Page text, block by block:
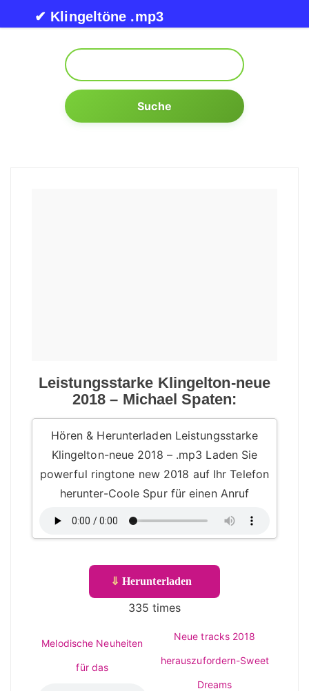
Skip to content✔ Klingeltöne .mp3
Suche
Leistungsstarke Klingelton-neue
2018 – Michael Spaten:
Hören & Herunterladen Leistungsstarke
Klingelton-neue 2018 – .mp3 Laden Sie
powerful ringtone new 2018 auf Ihr Telefon
herunter-Coole Spur für einen Anruf
⇓ Herunterladen
335 times
Melodische Neuheiten
für das
Neue tracks 2018
herauszufordern-Sweet
Dreams